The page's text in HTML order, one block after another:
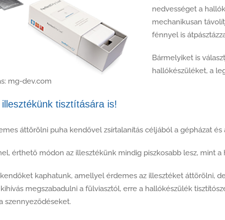
mg-dev.com
nedvességet a
mechanikusan
fénnyel is
Bármelyiket is
hallókészüléket, a
tisztítására is!
áttörölni puha kendővel zsírtalanítás céljából a gépházat
érthető módon az illesztékünk mindig piszkosabb lesz, mint
kaphatunk, amellyel érdemes az illesztéket áttörölni,
megszabadulni a fülviasztól, erre a hallókészülék
szennyeződéseket.